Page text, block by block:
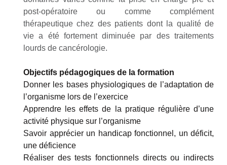
post-opératoire ou comme complément
thérapeutique chez des patients dont la qualité de
vie a été fortement diminuée par des traitements
lourds de cancérologie.
Objectifs pédagogiques de la formation
Donner les bases physiologiques de l’adaptation de
l’organisme lors de l’exercice
Apprendre les effets de la pratique régulière d’une
activité physique sur l’organisme
Savoir apprécier un handicap fonctionnel, un déficit,
une déficience
Réaliser des tests fonctionnels directs ou indirects